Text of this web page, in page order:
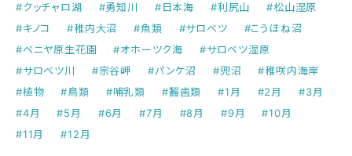
#クッチャロ湖 #勇知川 #日本海 #利尻山
#松山湿原
#キノコ
#稚内大沼 #魚類 #サロベツ
#こうほね沼
#ベニヤ原生花園
#オホーツク海
#サロベツ湿原
#サロベツ川
#宗谷岬 #パンケ沼 #兜沼
#稚咲内海岸
#植物
#鳥類 #哺乳類 #齧歯類 #1月 #2月
#3月
#4月
#5月 #6月 #7月 #8月 #9月
#10月
#11月
#12月